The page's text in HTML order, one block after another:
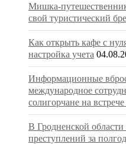
Мишка-
свой туристический
Как открыть кафе с
настройка учета
Информационные
международное
солигорчане на
В Гродненской
преступлений за